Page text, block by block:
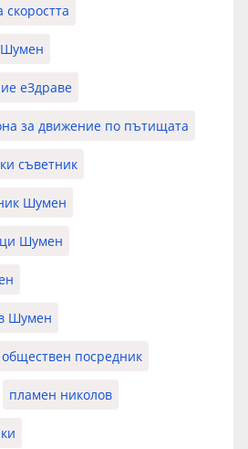
скоростта
Шумен
еЗдраве
за движение по пътищата
съветник
Шумен
Шумен
Шумен
посредник
пламен николов